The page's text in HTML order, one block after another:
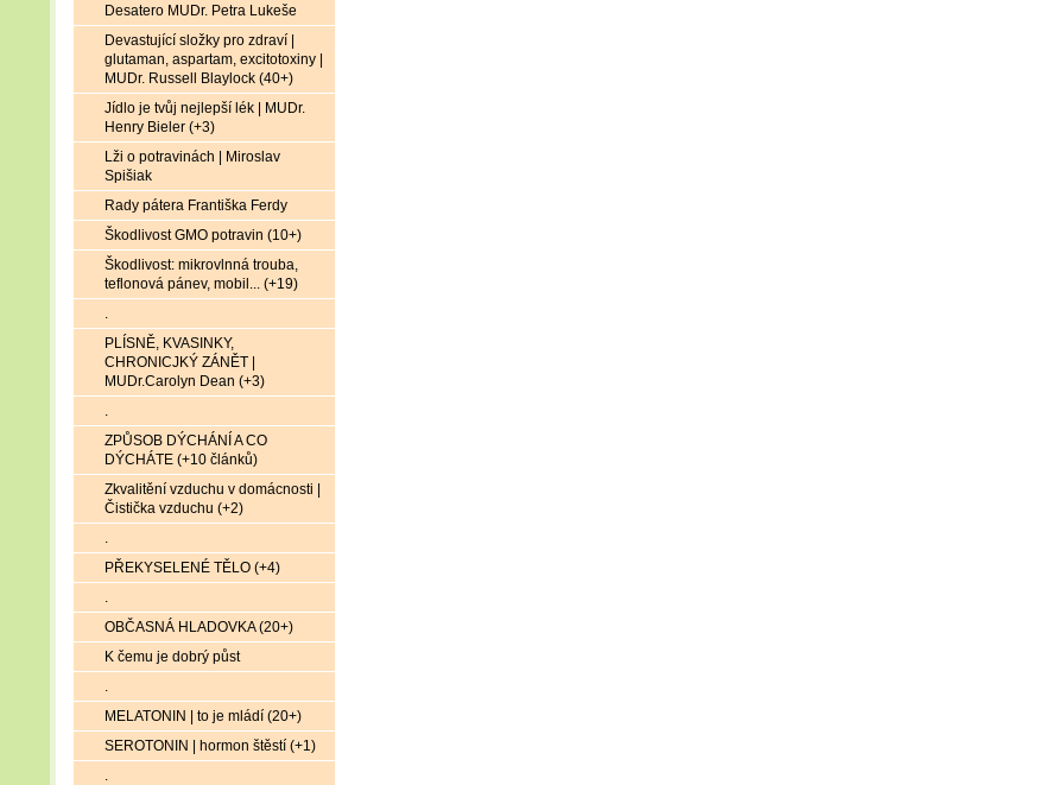
Desatero MUDr. Petra Lukeše
Devastující složky pro zdraví |
glutaman, aspartam, excitotoxiny |
MUDr. Russell Blaylock (40+)
Jídlo je tvůj nejlepší lék | MUDr.
Henry Bieler (+3)
Lži o potravinách | Miroslav
Spišiak
Rady pátera Františka Ferdy
Škodlivost GMO potravin (10+)
Škodlivost: mikrovlnná trouba,
teflonová pánev, mobil... (+19)
.
PLÍSNĚ, KVASINKY,
CHRONICJKÝ ZÁNĚT |
MUDr.Carolyn Dean (+3)
.
ZPŮSOB DÝCHÁNÍ A CO
DÝCHÁTE (+10 článků)
Zkvalitění vzduchu v domácnosti |
Čistička vzduchu (+2)
.
PŘEKYSELENÉ TĚLO (+4)
.
OBČASNÁ HLADOVKA (20+)
K čemu je dobrý půst
.
MELATONIN | to je mládí (20+)
SEROTONIN | hormon štěstí (+1)
.